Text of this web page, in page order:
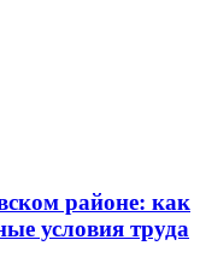
районе: как
условия труда